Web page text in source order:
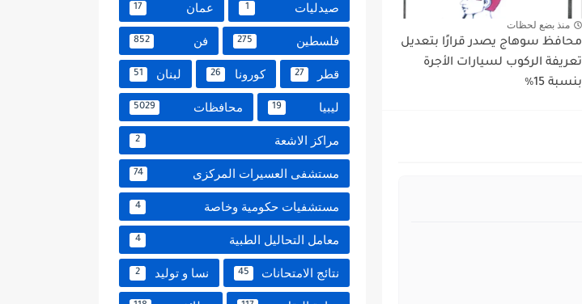
منذ بضع لحظات
محافظ سوهاج يصدر قرارًا بتعديل
تعريفة الركوب لسيارات الأجرة
بنسبة 15٪؜
صيدليات 1 عمان 17
فلسطين 275 فن 852
قطر 27 كورونا 26 لبنان 51
ليبيا 19 محافظات 5029
مراكز الاشعة 2
مستشفى العسيرات المركزى 74
مستشفيات حكومية وخاصة 4
معامل التحاليل الطبية 4
نتائج الامتحانات 45 نسا و توليد 2